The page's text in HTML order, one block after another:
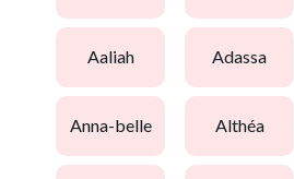
aaliah adassa
anna-belle althéa